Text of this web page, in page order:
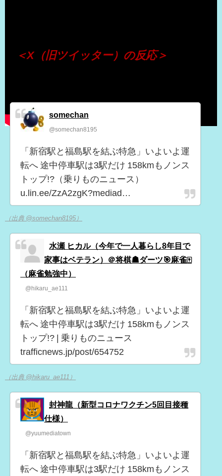
＜X（旧ツイッター）の反応＞
somechan
@somechan8195
「新宿駅と福島駅を結ぶ特急」いよいよ運
転へ 途中停車駅は3駅だけ 158kmもノンス
トップ!?（乗りものニュース）
u.lin.ee/ZzA2zgK?mediad…
（出典 @somechan8195）
水瀬 ヒカル（今年で一人暮らし8年目で
家事はベテラン）＠将棋☗ダーツ🎯麻雀🀄
（麻雀勉強中）
@hikaru_ae111
「新宿駅と福島駅を結ぶ特急」いよいよ運
転へ 途中停車駅は3駅だけ 158kmもノンス
トップ!? | 乗りものニュース
trafficnews.jp/post/654752
（出典 @hikaru_ae111）
封神龍（新型コロナワクチン5回目接種
仕様）
@yuumediatown
「新宿駅と福島駅を結ぶ特急」いよいよ運
転へ 途中停車駅は3駅だけ 158kmもノンス